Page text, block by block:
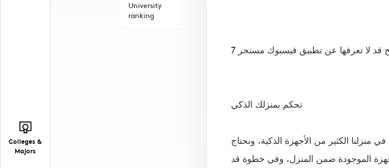
Colleges &
Majors
University
ranking
قد لا تعرفها عن تطبيق فيسبوك مسنجر
تحكم بمنزلك الذكي
منزلنا الكثير من الأجهزة الذكية، ونحتاج
الموجودة ضمن المنزل، وفي خطوة قد